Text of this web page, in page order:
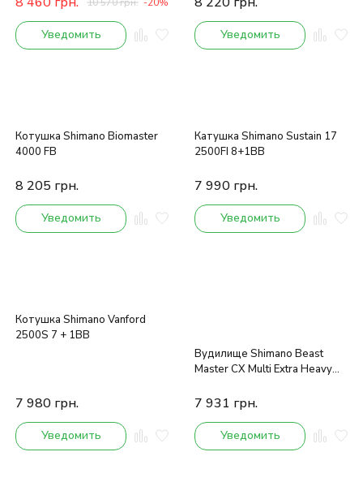
Уведомить Уведомить
Котушка Shimano Biomaster
4000 FВ
8 205 грн.
Уведомить
Катушка Shimano Sustain 17
2500FI 8+1BB
7 990 грн.
Уведомить
Котушка Shimano Vanford
2500S 7 + 1BB
7 980 грн.
Уведомить
Вудилище Shimano Beast
Master CX Multi Extra Heavy
180g
7 931 грн.
Уведомить